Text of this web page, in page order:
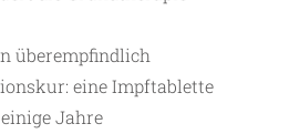
überempfindlich
eine Impftablette
Jahre